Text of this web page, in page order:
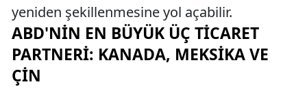
yeniden şekillenmesine yol açabilir.
ABD'NIN EN BÜYÜK ÜÇ TICARET
PARTNERI: KANADA, MEKSIKA VE
ÇIN